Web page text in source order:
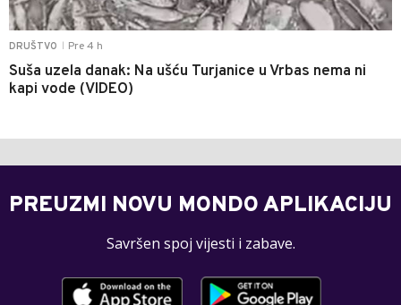
DRUŠTVO Pre 4 h
Suša uzela danak: Na ušću Turjanice u Vrbas nema ni
kapi vode (VIDEO)
PREUZMI NOVU MONDO APLIKACIJU
Savršen spoj vijesti i zabave.